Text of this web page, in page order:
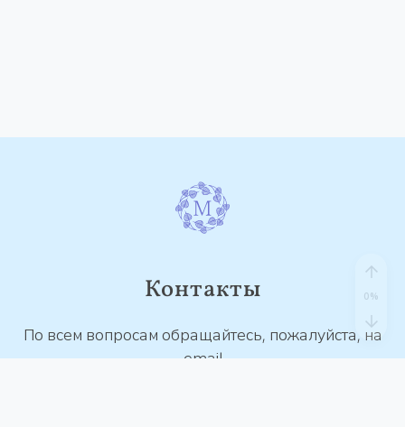
Контакты
По всем вопросам обращайтесь, пожалуйста, на
email